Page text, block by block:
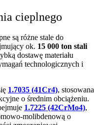
cieplnego
są różne stale do
ok. 15 000 ton stali
dostawę materiału
technologicznych i
1.7035 (41Cr4), stosowana
o średnim obciążeniu.
1.7225 (42CrMo4),
molibdenową o